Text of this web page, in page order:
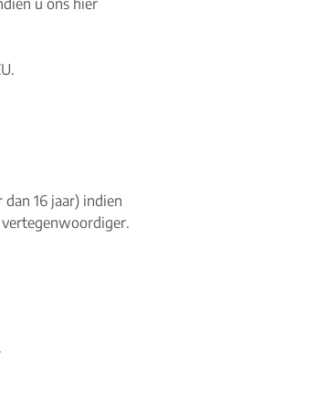
u ons hier
16 jaar) indien